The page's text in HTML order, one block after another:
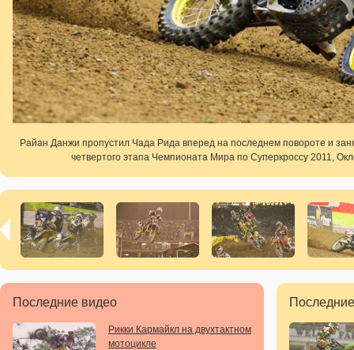
Райан Данжи пропустил Чада Рида вперед на последнем повороте и
четвертого этапа Чемпионата Мира по Суперкроссу 2011,
Последние видео
Рикки Кармайкл на двухтактном
мотоцикле